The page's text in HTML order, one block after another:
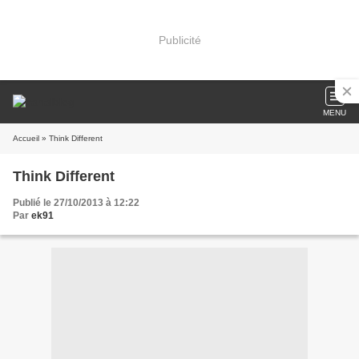
Publicité
MENU
Accueil » Think Different
Think Different
Publié le 27/10/2013 à 12:22
Par ek91